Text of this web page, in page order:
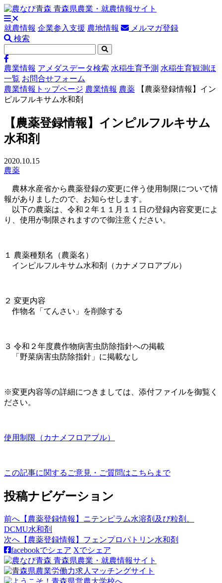
就農情報 企業参入支援 農地情報
メルマガ登録
検索
農業情報 アメダスデータ検索 水稲生育予測 水稲生育観測ほ
一覧 お問合せフォーム
農業情報トップページ 農業情報 農薬
【農薬登録情報】イン
ピルフルキサム水和剤
【農薬登録情報】インピルフルキサム
水和剤
2020.10.15
農薬
農林水産省から農薬登録の変更に伴う使用制限について情
報がありましたので、お知らせします。
以下の農薬は、令和２年１１月１１日の登録内容変更によ
り、使用が制限されますので御注意ください。
１ 農薬種類名（農薬名）
インピルフルキサム水和剤（カナメフロアブル）
２ 変更内容
作物名「てんさい」を削除する
３ 令和２年度農作物病害虫防除指針への掲載
「野菜病害虫防除指針」に掲載なし
※変更内容等の詳細につきましては、添付ファイルを御覧く
ださい。
使用制限（カナメフロアブル）
この記事に関するご意見・ご質問はこちらまで
投稿ナビゲーション
前へ 【農薬登録情報】ニテンピラム水溶剤及び粒剤、
DCMU水和剤
次へ 【農薬登録情報】フェンプロパトリン水和剤
facebookでシェア Xでシェア